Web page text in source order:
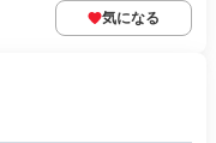
気になる